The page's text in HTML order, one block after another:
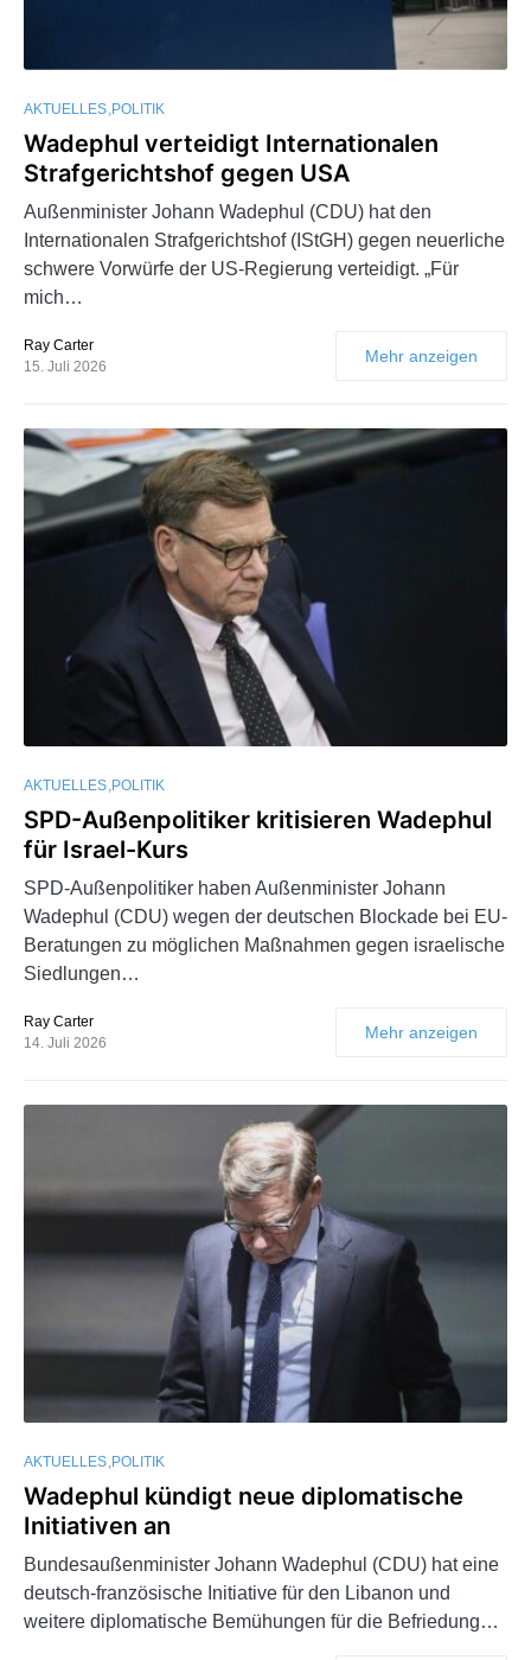
AKTUELLES POLITIK
Wadephul verteidigt Internationalen
Strafgerichtshof gegen USA
Außenminister Johann Wadephul (CDU) hat den
Internationalen Strafgerichtshof (IStGH) gegen neuerliche
schwere Vorwürfe der US-Regierung verteidigt. „Für
mich…
Ray Carter
15. Juli 2026
Mehr anzeigen
AKTUELLES POLITIK
SPD-Außenpolitiker kritisieren Wadephul
für Israel-Kurs
SPD-Außenpolitiker haben Außenminister Johann
Wadephul (CDU) wegen der deutschen Blockade bei EU-
Beratungen zu möglichen Maßnahmen gegen israelische
Siedlungen…
Ray Carter
14. Juli 2026
Mehr anzeigen
AKTUELLES POLITIK
Wadephul kündigt neue diplomatische
Initiativen an
Bundesaußenminister Johann Wadephul (CDU) hat eine
deutsch-französische Initiative für den Libanon und
weitere diplomatische Bemühungen für die Befriedung…